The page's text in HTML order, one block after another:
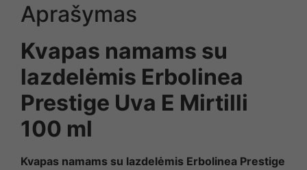
Aprašymas
Kvapas namams su
lazdelėmis Erbolinea
Prestige Uva E Mirtilli
100 ml
Kvapas namams su lazdelėmis Erbolinea Prestige